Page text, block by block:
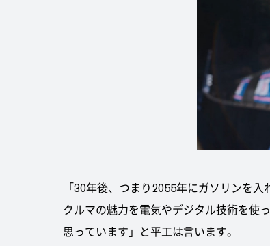
「30年後、つまり2055年にガソリンを
クルマの魅力を電気やデジタル技術を使
思っています」と平工は言います。